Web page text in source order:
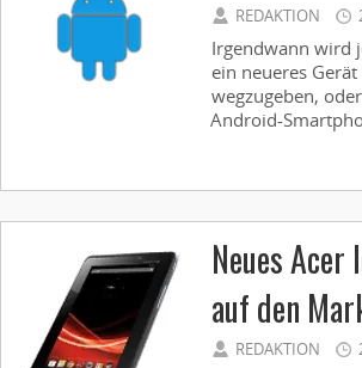
REDAKTION
Irgendwann wird
ein neueres
wegzugeben,
Android-
Neues
auf den
REDAKTION